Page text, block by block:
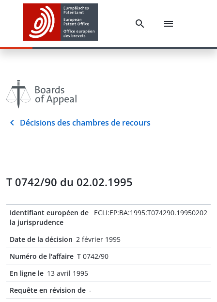
Décisions des chambres de recours
T 0742/90 du 02.02.1995
Identifiant européen de
la jurisprudence
ECLI:EP:BA:1995:T074290.19950202
Date de la décision 2 février 1995
Numéro de l'affaire T 0742/90
En ligne le 13 avril 1995
Requête en révision de -